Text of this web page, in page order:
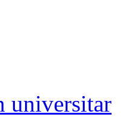
universitar